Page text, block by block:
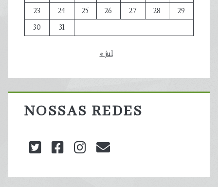
23
24 25 26 27 28
29
30
31
« jul
NOSSAS REDES
twitterfacebookinstagram